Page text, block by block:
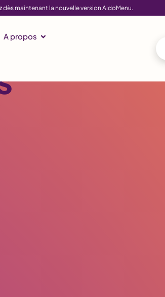
dès maintenant la nouvelle version AidoMenu.
A propos